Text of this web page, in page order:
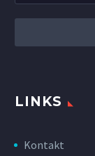
LINKS
Kontakt